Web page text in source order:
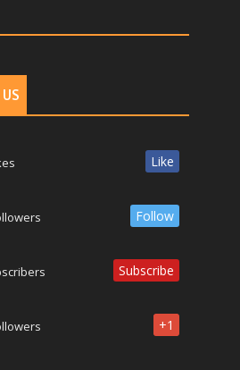
Like
Follow
Subscribe
+1